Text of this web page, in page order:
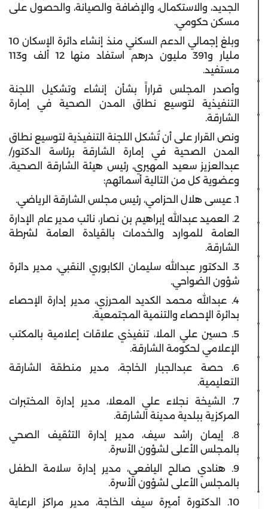
الجديد، والاستكمال، والإضافة والصيانة، والحصول على
مسكن حكومي.
وبلغ إجمالي الدعم السكني منذ إنشاء دائرة الإسكان 10
مليار و391 مليون درهم استفاد منها 12 ألف و113
مستفيد.
وأصدر المجلس قراراً بشأن إنشاء وتشكيل اللجنة
التنفيذية لتوسيع نطاق المدن الصحية في إمارة
الشارقة.
ونص القرار على أن تُشكل اللجنة التنفيذية لتوسيع نطاق
المدن الصحية في إمارة الشارقة برئاسة الدكتور/
عبدالعزيز سعيد المهيري، رئيس هيئة الشارقة الصحية،
وعضوية كل من التالية أسمائهم:
1. عيسى هلال الحزامي، رئيس مجلس الشارقة الرياضي.
2. العميد عبدالله إبراهيم بن نصار، نائب مدير عام الإدارة
العامة للموارد والخدمات بالقيادة العامة لشرطة
الشارقة.
3. الدكتور عبدالله سليمان الكابوري النقبي، مدير دائرة
شؤون الضواحي.
4. عبدالله محمد الكديد المحرزي، مدير إدارة الإحصاء
بدائرة الإحصاء والتنمية المجتمعية.
5. حسين علي الملا، تنفيذي علاقات إعلامية بالمكتب
الإعلامي لحكومة الشارقة.
6. حصة عبدالجبار الخاجة، مدير منطقة الشارقة
التعليمية.
7. الشيخة نجلاء علي المعلا، مدير إدارة المختبرات
المركزية ببلدية مدينة الشارقة.
8. إيمان راشد سيف، مدير إدارة التثقيف الصحي
بالمجلس الأعلى لشؤون الأسرة.
9. هنادي صالح اليافعي، مدير إدارة سلامة الطفل
بالمجلس الأعلى لشؤون الأسرة.
10. الدكتورة أميرة سيف الخاجة، مدير مراكز الرعاية